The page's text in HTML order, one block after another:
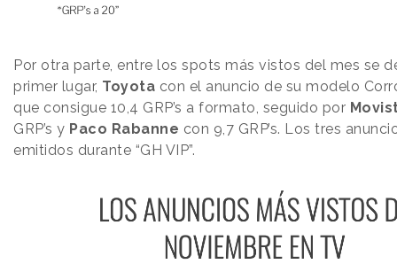
Por otra parte, entre los spots más vistos del mes se
primer lugar, Toyota con el anuncio de su modelo
que consigue 10,4 GRP’s a formato, seguido por
GRP’s y Paco Rabanne con 9,7 GRP’s. Los tres
emitidos durante “GH VIP”.